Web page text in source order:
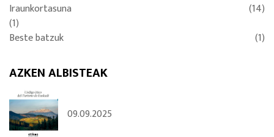
Iraunkortasuna
(14)
(1)
Beste batzuk
(1)
AZKEN ALBISTEAK
09.09.2025